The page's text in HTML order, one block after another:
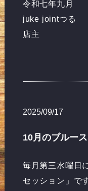
令和七年九月
juke jointつる
店主
2025/09/17
10月のブルー
毎月第三水曜日
セッション」で